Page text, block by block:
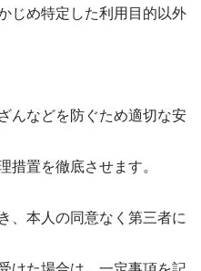
じめ特定した利用目的以外
んなどを防ぐため適切な安
置を徹底させます。
、本人の同意なく第三者に